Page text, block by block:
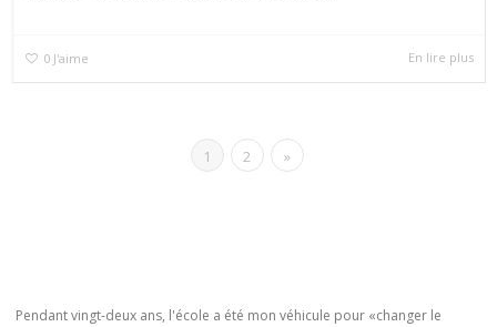
0 J'aime En lire plus
1 2 »
Pendant vingt-deux ans, l'école a été mon véhicule pour «changer le